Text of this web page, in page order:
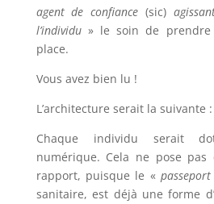
agent de confiance (sic)
l’individu» le soin de prendre
place.
Vous avez bien lu !
L’architecture serait la suivante :
Chaque individu serait
numérique. Cela ne pose
rapport, puisque le «
sanitaire, est déjà une forme